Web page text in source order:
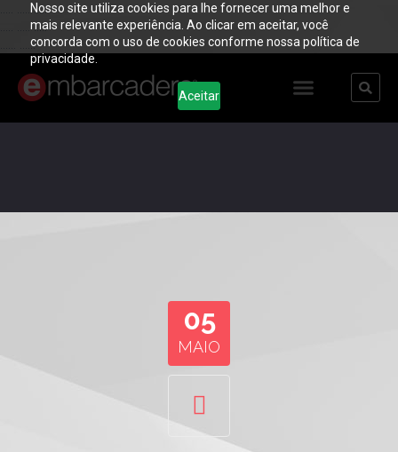
Nosso site utiliza cookies para lhe fornecer uma melhor e
mais relevante experiência. Ao clicar em aceitar, você
concorda com o uso de cookies conforme nossa política de
privacidade.
Aceitar
..... ..... .....
..... ..... .....
...... ......
05
MAIO